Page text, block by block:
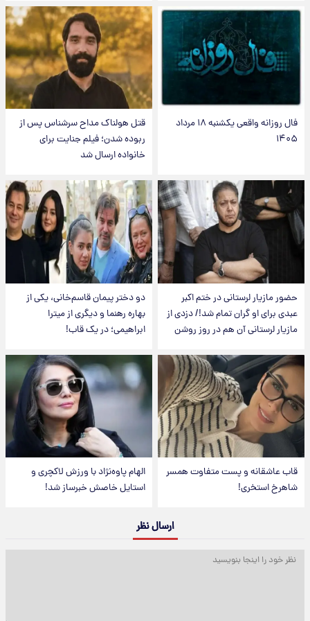
فال روزانه واقعی یکشنبه ۱۸ مرداد
۱۴۰۵
قتل هولناک مداح سرشناس پس از
ربوده شدن؛ فیلم جنایت برای
خانواده ارسال شد
حضور مازیار لرستانی در ختم اکبر
عبدی برای او گران تمام شد!/ دزدی از
مازیار لرستانی آن هم در روز روشن
دو دختر پیمان قاسم‌خانی، یکی از
بهاره رهنما و دیگری از میترا
ابراهیمی؛ در یک قاب!
قاب عاشقانه و پست متفاوت همسر
شاهرخ استخری!
الهام پاوه‌نژاد با ورزش لاکچری و
استایل خاصش خبرساز شد!
ارسال نظر